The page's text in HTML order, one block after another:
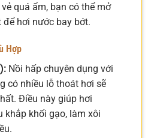
quá ẩm, bạn có thể mở
hơi nước bay bớt.
Hợp
Nồi hấp chuyên dụng với
có nhiều lỗ thoát hơi sẽ
Điều này giúp hơi
khắp khối gạo, làm xôi